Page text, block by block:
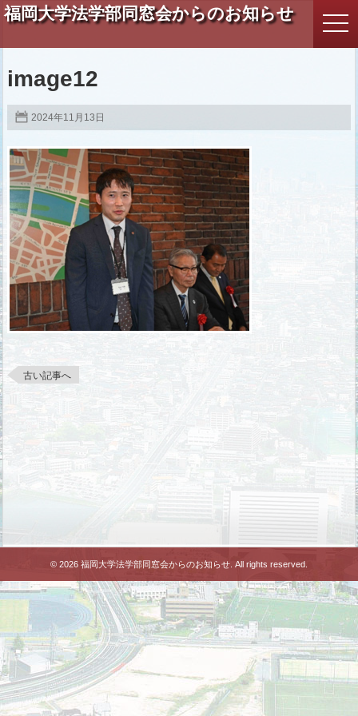
福岡大学法学部同窓会からのお知らせ
image12
2024年11月13日
古い記事へ
© 2026 福岡大学法学部同窓会からのお知らせ. All rights reserved.